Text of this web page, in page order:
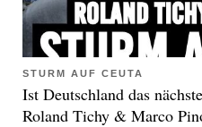
STURM AUF CEUTA
Ist Deutschland das
Roland Tichy & Marco